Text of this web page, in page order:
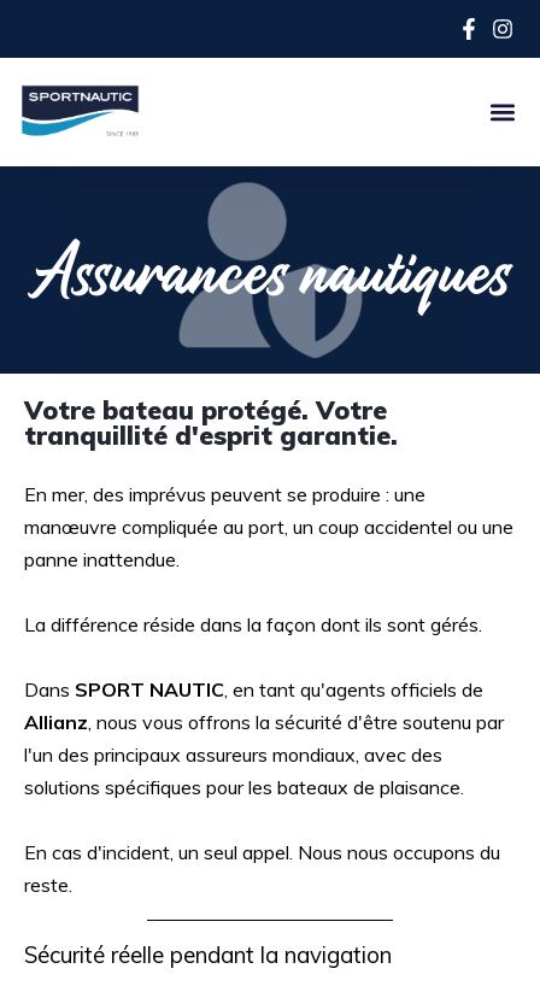
Assurances nautiques
Votre bateau protégé. Votre
tranquillité d'esprit garantie.
En mer, des imprévus peuvent se produire : une
manœuvre compliquée au port, un coup accidentel ou une
panne inattendue.
La différence réside dans la façon dont ils sont gérés.
Dans SPORT NAUTIC , en tant qu'agents officiels de
Allianz , nous vous offrons la sécurité d'être soutenu par
l'un des principaux assureurs mondiaux, avec des
solutions spécifiques pour les bateaux de plaisance.
En cas d'incident, un seul appel. Nous nous occupons du
reste.
Sécurité réelle pendant la navigation